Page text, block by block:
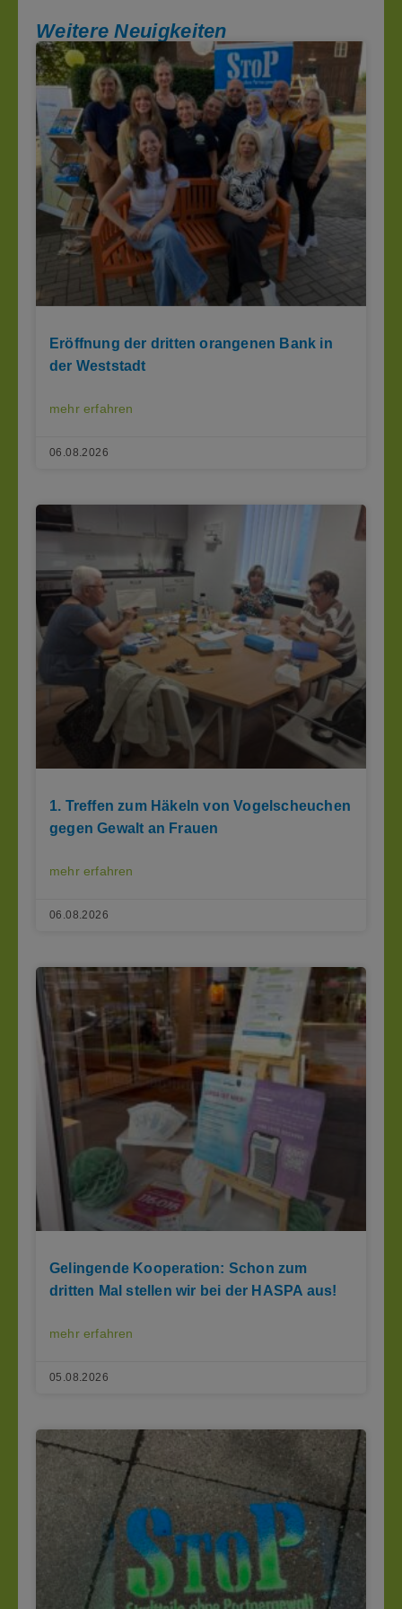
Weitere Neuigkeiten
Eröffnung der dritten orangenen Bank in
der Weststadt
mehr erfahren
06.08.2026
1. Treffen zum Häkeln von Vogelscheuchen
gegen Gewalt an Frauen
mehr erfahren
06.08.2026
Gelingende Kooperation: Schon zum
dritten Mal stellen wir bei der HASPA aus!
mehr erfahren
05.08.2026